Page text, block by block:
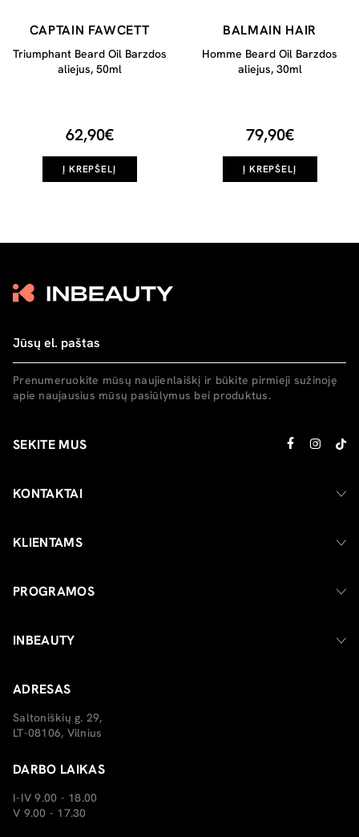
CAPTAIN FAWCETT
Triumphant Beard Oil Barzdos
aliejus, 50ml
62,90€
Į KREPŠELĮ
BALMAIN HAIR
Homme Beard Oil Barzdos
aliejus, 30ml
79,90€
Į KREPŠELĮ
Prenumeruokite mūsų naujienlaiškį ir būkite pirmieji sužinoję
apie naujausius mūsų pasiūlymus bei produktus.
SEKITE MUS
KONTAKTAI
KLIENTAMS
PROGRAMOS
INBEAUTY
ADRESAS
Saltoniškių g. 29,
LT-08106, Vilnius
DARBO LAIKAS
I-IV 9.00 - 18.00
V 9.00 - 17.30